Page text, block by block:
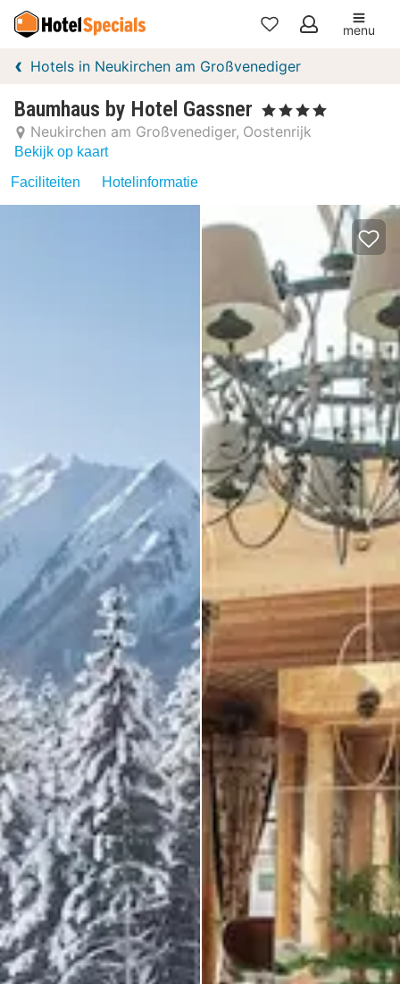
Mijn
favorieten
menu
Hotels in Neukirchen am Großvenediger
Baumhaus by Hotel Gassner , 4 Sterren
Neukirchen am Großvenediger Oostenrijk
Bekijk op kaart
Faciliteiten
Hotelinformatie